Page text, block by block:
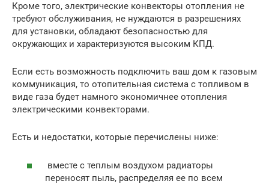
Кроме того, электрические конвекторы отопления не
требуют обслуживания, не нуждаются в разрешениях
для установки, обладают безопасностью для
окружающих и характеризуются высоким КПД.
Если есть возможность подключить ваш дом к газовым
коммуникация, то отопительная система с топливом в
виде газа будет намного экономичнее отопления
электрическими конвекторами.
Есть и недостатки, которые перечислены ниже:
вместе с теплым воздухом радиаторы
переносят пыль, распределяя ее по всем